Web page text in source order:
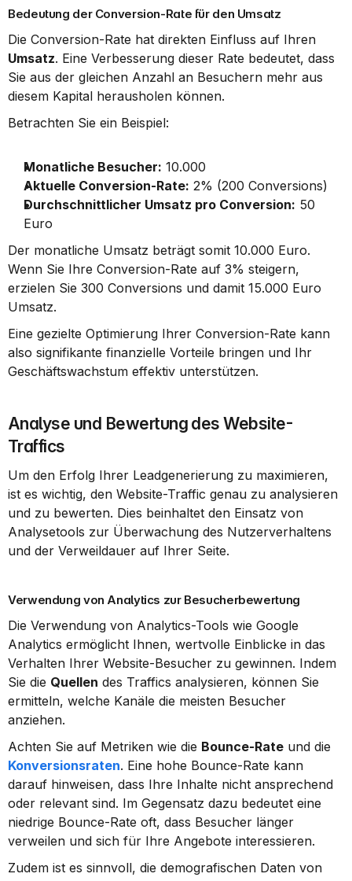
Bedeutung der Conversion-Rate für den Umsatz
Umsatz. Eine Verbesserung dieser Rate bedeutet, dass
Sie aus der gleichen Anzahl an Besuchern mehr aus
diesem Kapital herausholen können.
Betrachten Sie ein Beispiel:
Monatliche Besucher: 10.000
Aktuelle Conversion-Rate: 2% (200 Conversions)
Durchschnittlicher Umsatz pro Conversion: 50
Euro
Der monatliche Umsatz beträgt somit 10.000 Euro.
Wenn Sie Ihre Conversion-Rate auf 3% steigern,
erzielen Sie 300 Conversions und damit 15.000 Euro
Umsatz.
Eine gezielte Optimierung Ihrer Conversion-Rate kann
also signifikante finanzielle Vorteile bringen und Ihr
Geschäftswachstum effektiv unterstützen.
Analyse und Bewertung des Website-
Traffics
Um den Erfolg Ihrer Leadgenerierung zu maximieren,
ist es wichtig, den Website-Traffic genau zu analysieren
und zu bewerten. Dies beinhaltet den Einsatz von
Analysetools zur Überwachung des Nutzerverhaltens
und der Verweildauer auf Ihrer Seite.
Verwendung von Analytics zur Besucherbewertung
Die Verwendung von Analytics-Tools wie Google
Analytics ermöglicht Ihnen, wertvolle Einblicke in das
Verhalten Ihrer Website-Besucher zu gewinnen. Indem
Sie die Quellen des Traffics analysieren, können Sie
ermitteln, welche Kanäle die meisten Besucher
anziehen.
Achten Sie auf Metriken wie die Bounce-Rate
Konversionsraten. Eine hohe Bounce-Rate kann
darauf hinweisen, dass Ihre Inhalte nicht ansprechend
oder relevant sind. Im Gegensatz dazu bedeutet eine
niedrige Bounce-Rate oft, dass Besucher länger
verweilen und sich für Ihre Angebote interessieren.
Zudem ist es sinnvoll, die demografischen Daten von